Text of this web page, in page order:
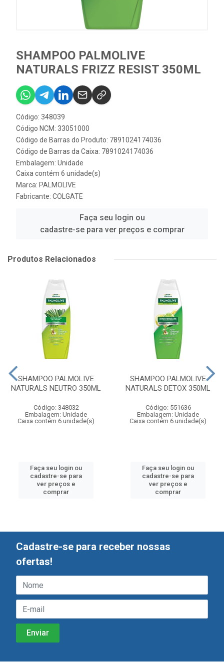
SHAMPOO PALMOLIVE
NATURALS FRIZZ RESIST 350ML
Código: 348039
Código NCM: 33051000
Código de Barras do Produto: 7891024174036
Código de Barras da Caixa: 7891024174036
Embalagem: Unidade
Caixa contém 6 unidade(s)
Marca: PALMOLIVE
Fabricante: COLGATE
Faça seu login ou
cadastre-se para ver preços e comprar
Produtos Relacionados
SHAMPOO PALMOLIVE
NATURALS NEUTRO 350ML
Código: 348032
Embalagem: Unidade
Caixa contém 6 unidade(s)
Faça seu login ou
cadastre-se para
ver preços e
comprar
SHAMPOO PALMOLIVE
NATURALS DETOX 350ML
Código: 551636
Embalagem: Unidade
Caixa contém 6 unidade(s)
Faça seu login ou
cadastre-se para
ver preços e
comprar
Cadastre-se para receber nossas
ofertas!